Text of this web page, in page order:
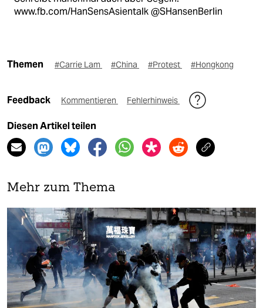
www.fb.com/HanSensAsientalk @SHansenBerlin
Themen #Carrie Lam #China #Protest #Hongkong
Feedback Kommentieren Fehlerhinweis
Diesen Artikel teilen
Mehr zum Thema